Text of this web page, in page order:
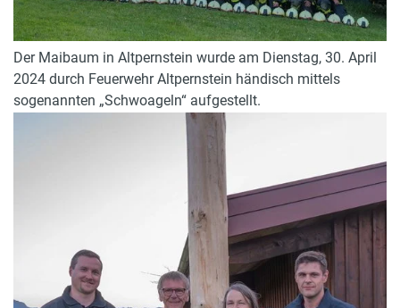
Der Maibaum in Altpernstein wurde am Dienstag, 30. April
2024 durch Feuerwehr Altpernstein händisch mittels
sogenannten „Schwoageln“ aufgestellt.